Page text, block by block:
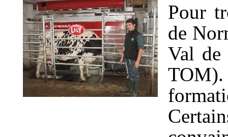
Pour
de
Val